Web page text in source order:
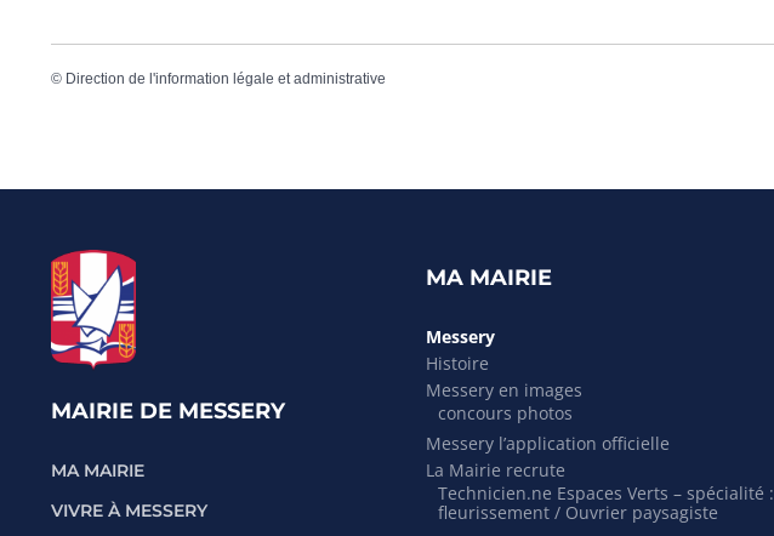
© Direction de l'information légale et administrative
MAIRIE DE MESSERY
MA MAIRIE
VIVRE À MESSERY
MA MAIRIE
Messery
Histoire
Messery en images
concours photos
Messery l’application officielle
La Mairie recrute
Technicien.ne Espaces Verts – spécialité :
fleurissement / Ouvrier paysagiste